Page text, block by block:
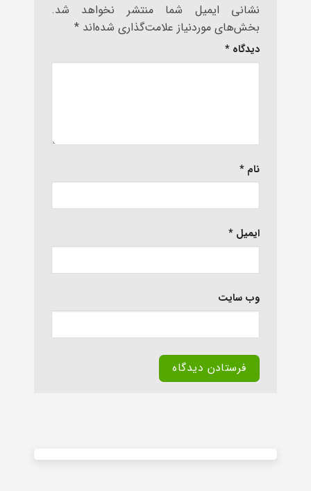
نشانی ایمیل شما منتشر نخواهد شد.
بخش‌های موردنیاز علامت‌گذاری شده‌اند *
دیدگاه *
نام *
ایمیل *
وب‌ سایت